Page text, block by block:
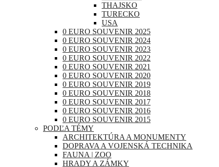
THAJSKO
TURECKO
USA
0 EURO SOUVENIR 2025
0 EURO SOUVENIR 2024
0 EURO SOUVENIR 2023
0 EURO SOUVENIR 2022
0 EURO SOUVENIR 2021
0 EURO SOUVENIR 2020
0 EURO SOUVENIR 2019
0 EURO SOUVENIR 2018
0 EURO SOUVENIR 2017
0 EURO SOUVENIR 2016
0 EURO SOUVENIR 2015
PODĽA TÉMY
ARCHITEKTÚRA A MONUMENTY
DOPRAVA A VOJENSKÁ TECHNIKA
FAUNA | ZOO
HRADY A ZÁMKY